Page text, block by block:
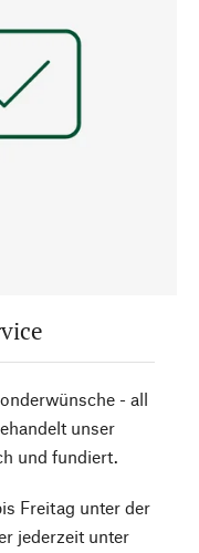
- all
unser
und fundiert.
Freitag unter der
jederzeit unter